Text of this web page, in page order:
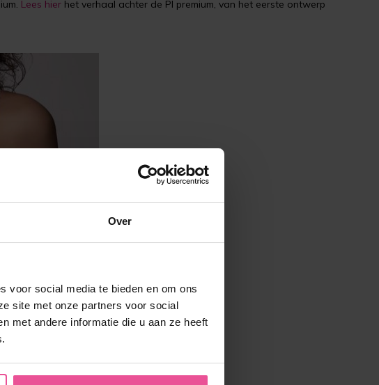
Over
voor social media te bieden en om ons
site met onze partners voor social
met andere informatie die u aan ze heeft
Lees hier het verhaal achter de PI premium, van het eerste ontwerp